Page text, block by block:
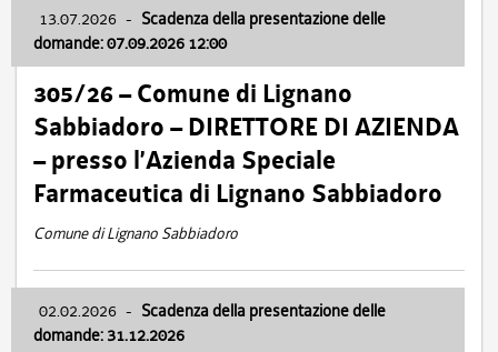
13.07.2026 - Scadenza della presentazione delle
domande: 07.09.2026 12:00
305/26 – Comune di Lignano
Sabbiadoro – DIRETTORE DI AZIENDA
– presso l’Azienda Speciale
Farmaceutica di Lignano Sabbiadoro
Comune di Lignano Sabbiadoro
02.02.2026 - Scadenza della presentazione delle
domande: 31.12.2026